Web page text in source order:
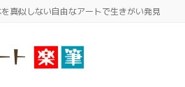
真似しない自由なアートで生きがい発見